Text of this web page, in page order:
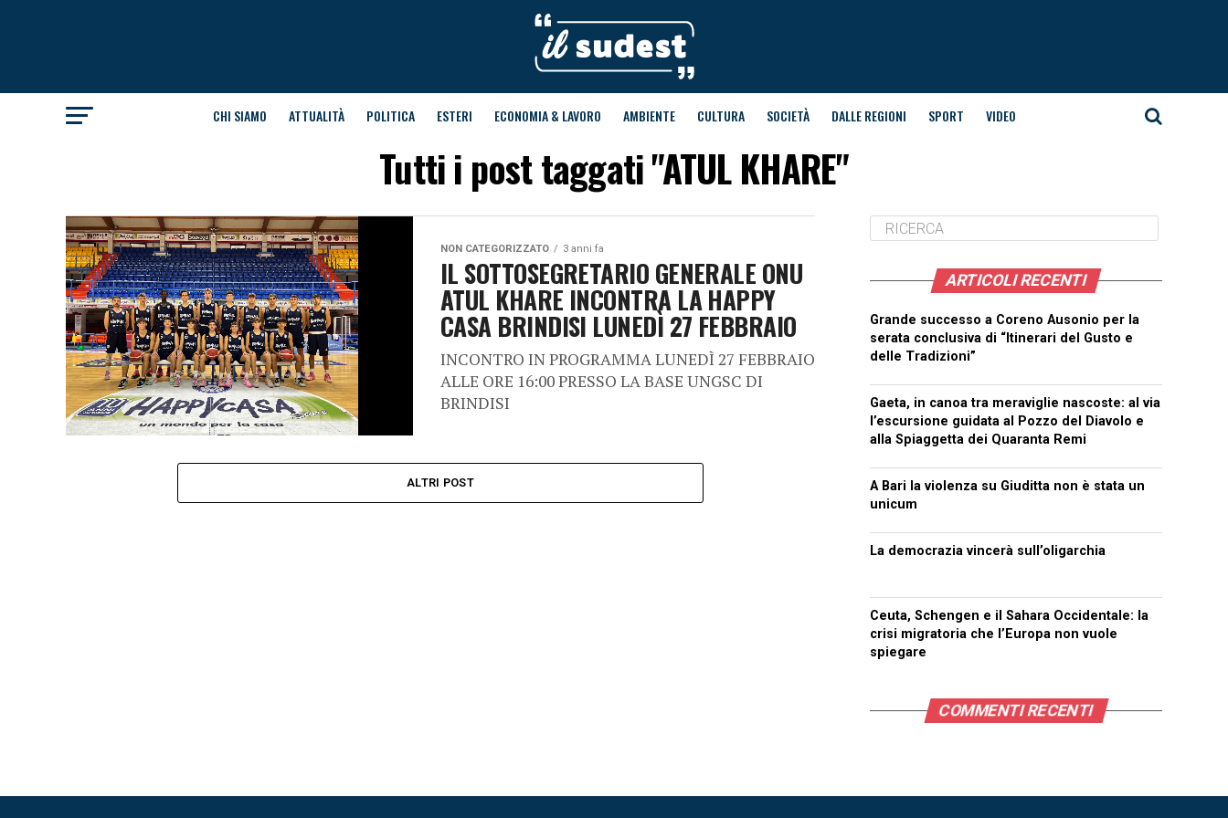
CHI SIAMO ATTUALITÀ POLITICA ESTERI ECONOMIA & LAVORO AMBIENTE CULTURA SOCIETÀ DALLE REGIONI SPORT VIDEO
Tutti i post taggati "ATUL KHARE"
NON CATEGORIZZATO 3 anni fa
IL SOTTOSEGRETARIO GENERALE ONU
ATUL KHARE INCONTRA LA HAPPY
CASA BRINDISI LUNEDÌ 27 FEBBRAIO
INCONTRO IN PROGRAMMA LUNEDÌ 27 FEBBRAIO
ALLE ORE 16:00 PRESSO LA BASE UNGSC DI
BRINDISI
ALTRI POST
ARTICOLI RECENTI
Grande successo a Coreno Ausonio per la
serata conclusiva di “Itinerari del Gusto e
delle Tradizioni”
Gaeta, in canoa tra meraviglie nascoste: al via
l’escursione guidata al Pozzo del Diavolo e
alla Spiaggetta dei Quaranta Remi
A Bari la violenza su Giuditta non è stata un
unicum
La democrazia vincerà sull’oligarchia
Ceuta, Schengen e il Sahara Occidentale: la
crisi migratoria che l’Europa non vuole
spiegare
COMMENTI RECENTI